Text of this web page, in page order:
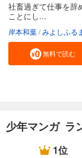
社畜過ぎて仕事を辞
ことにし...
岸本和葉 みよしふるま
無料で読む
少年マンガ ラ
1位